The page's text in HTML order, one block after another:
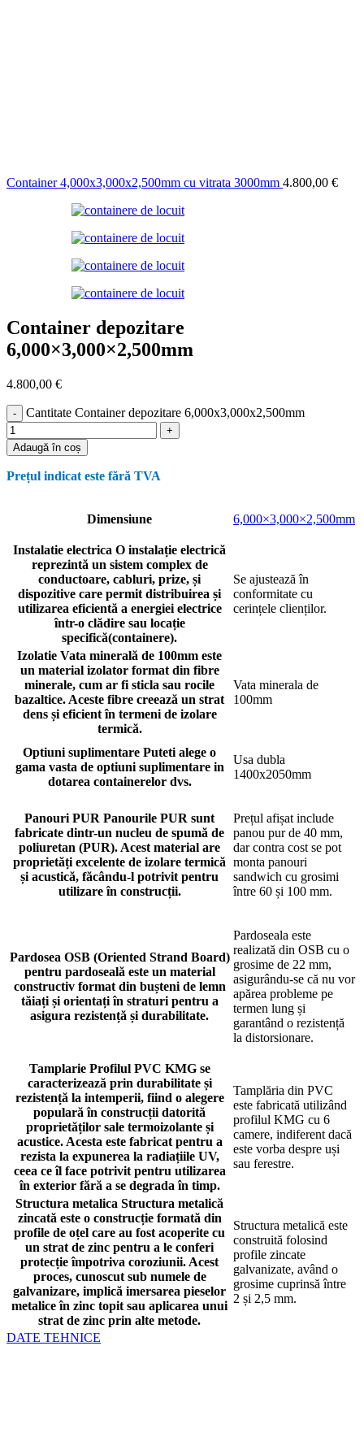
Container 4,000x3,000x2,500mm cu vitrata 3000mm 4.800,00 €
Container depozitare
6,000×3,000×2,500mm
4.800,00 €
Cantitate Container depozitare 6,000x3,000x2,500mm
Adaugă în coș
Prețul indicat este fără TVA
Dimensiune 6,000×3,000×2,500mm
Instalatie electrica O instalație electrică
reprezintă un sistem complex de
conductoare, cabluri, prize, și
dispozitive care permit distribuirea și
utilizarea eficientă a energiei electrice
într-o clădire sau locație
specifică(containere).
Se ajustează în
conformitate cu
cerințele clienților.
Izolatie Vata minerală de 100mm este
un material izolator format din fibre
minerale, cum ar fi sticla sau rocile
bazaltice. Aceste fibre creează un strat
dens și eficient în termeni de izolare
termică.
Vata minerala de
100mm
Optiuni suplimentare Puteti alege o
gama vasta de optiuni suplimentare in
dotarea containerelor dvs.
Usa dubla
1400x2050mm
Panouri PUR Panourile PUR sunt
fabricate dintr-un nucleu de spumă de
poliuretan (PUR). Acest material are
proprietăți excelente de izolare termică
și acustică, făcându-l potrivit pentru
utilizare în construcții.
Prețul afișat include
panou pur de 40 mm,
dar contra cost se pot
monta panouri
sandwich cu grosimi
între 60 și 100 mm.
Pardosea OSB (Oriented Strand Board)
pentru pardoseală este un material
constructiv format din bușteni de lemn
tăiați și orientați în straturi pentru a
asigura rezistență și durabilitate.
Pardoseala este
realizată din OSB cu o
grosime de 22 mm,
asigurându-se că nu vor
apărea probleme pe
termen lung și
garantând o rezistență
la distorsionare.
Tamplarie Profilul PVC KMG se
caracterizează prin durabilitate și
rezistență la intemperii, fiind o alegere
populară în construcții datorită
proprietăților sale termoizolante și
acustice. Acesta este fabricat pentru a
rezista la expunerea la radiațiile UV,
ceea ce îl face potrivit pentru utilizarea
în exterior fără a se degrada în timp.
Tamplăria din PVC
este fabricată utilizând
profilul KMG cu 6
camere, indiferent dacă
este vorba despre uși
sau ferestre.
Structura metalica Structura metalică
zincată este o construcție formată din
profile de oțel care au fost acoperite cu
un strat de zinc pentru a le conferi
protecție împotriva coroziunii. Acest
proces, cunoscut sub numele de
galvanizare, implică imersarea pieselor
metalice în zinc topit sau aplicarea unui
strat de zinc prin alte metode.
Structura metalică este
construită folosind
profile zincate
galvanizate, având o
grosime cuprinsă între
2 și 2,5 mm.
DATE TEHNICE